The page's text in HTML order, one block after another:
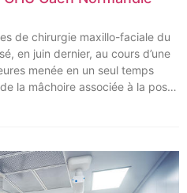
de chirurgie maxillo-faciale du
en juin dernier, au cours d’une
menée en un seul temps
la mâchoire associée à la pose